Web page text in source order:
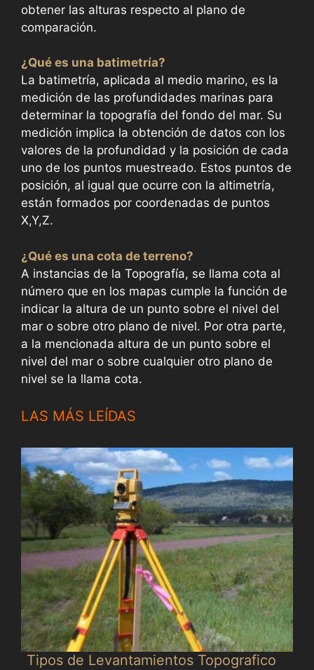
obtener las alturas respecto al plano de
comparación.
¿Qué es una batimetría?
La batimetría, aplicada al medio marino, es la
medición de las profundidades marinas para
determinar la topografía del fondo del mar. Su
medición implica la obtención de datos con los
valores de la profundidad y la posición de cada
uno de los puntos muestreado. Estos puntos de
posición, al igual que ocurre con la altimetría,
están formados por coordenadas de puntos
X,Y,Z.
¿Qué es una cota de terreno?
A instancias de la Topografía, se llama cota al
número que en los mapas cumple la función de
indicar la altura de un punto sobre el nivel del
mar o sobre otro plano de nivel. Por otra parte,
a la mencionada altura de un punto sobre el
nivel del mar o sobre cualquier otro plano de
nivel se la llama cota.
LAS MÁS LEÍDAS
Tipos de Levantamientos Topografico